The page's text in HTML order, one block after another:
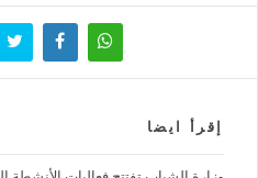
إقرأ ايضا